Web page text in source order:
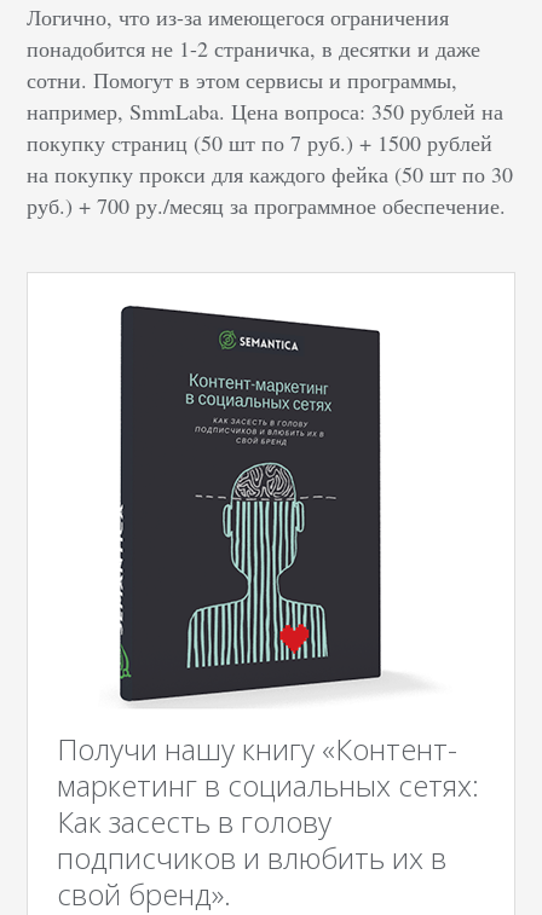
Логично, что из-за имеющегося ограничения
понадобится не 1-2 страничка, в десятки и даже
сотни. Помогут в этом сервисы и программы,
например, SmmLaba. Цена вопроса: 350 рублей на
покупку страниц (50 шт по 7 руб.) + 1500 рублей
на покупку прокси для каждого фейка (50 шт по 30
руб.) + 700 ру./месяц за программное обеспечение.
Получи нашу книгу «Контент-
маркетинг в социальных сетях:
Как засесть в голову
подписчиков и влюбить их в
свой бренд».